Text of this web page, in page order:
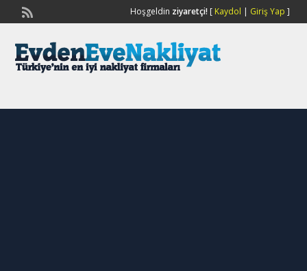
Hoşgeldin ziyaretçi![ Kaydol | Giriş Yap ]